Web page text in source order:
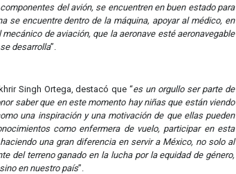
del avión, se encuentren en buen estado para
se encuentre dentro de la máquina, apoyar al médico, en
de aviación, que la aeronave esté aeronavegable
desarrolla”.
Singh Ortega, destacó que “es un orgullo ser parte de
saber que en este momento hay niñas que están viendo
una inspiración y una motivación de que ellas pueden
como enfermera de vuelo, participar en esta
una gran diferencia en servir a México, no solo al
del terreno ganado en la lucha por la equidad de género,
en nuestro país”.